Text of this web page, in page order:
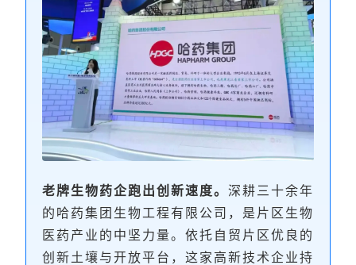
老牌生物药企跑出创新速度。 深耕三十余年
的哈药集团生物工程有限公司，是片区生物
医药产业的中坚力量。依托自贸片区优良的
创新土壤与开放平台，这家高新技术企业持